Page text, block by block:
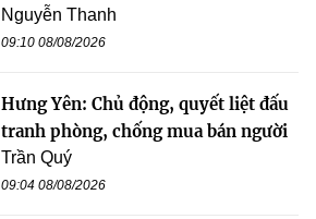
Nguyễn Thanh
09:10 08/08/2026
Hưng Yên: Chủ động, quyết liệt đấu
tranh phòng, chống mua bán người
Trần Quý
09:04 08/08/2026